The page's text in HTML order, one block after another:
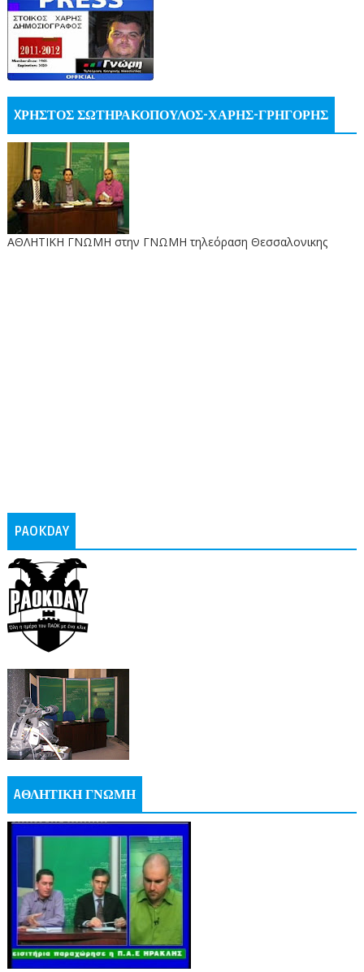
XΡΗΣΤΟΣ ΣΩΤΗΡΑΚΟΠΟΥΛΟΣ-ΧΑΡΗΣ-ΓΡΗΓΟΡΗΣ
ΑΘΛΗΤΙΚΗ ΓΝΩΜΗ στην ΓΝΩΜΗ τηλεόραση Θεσσαλονικης
PAOKDAY
AΘΛΗΤΙΚΗ ΓΝΩΜΗ